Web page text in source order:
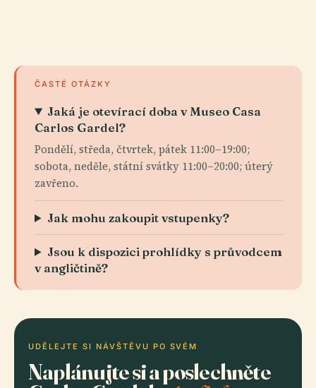
ČASTÉ OTÁZKY
Jaká je otevírací doba v Museo Casa
Carlos Gardel?
Pondělí, středa, čtvrtek, pátek 11:00–19:00;
sobota, neděle, státní svátky 11:00–20:00; úterý
zavřeno.
Jak mohu zakoupit vstupenky?
Jsou k dispozici prohlídky s průvodcem
v angličtině?
UDĚLEJTE SI NÁVŠTĚVU PO SVÉM
Naplánujte si a poslechněte